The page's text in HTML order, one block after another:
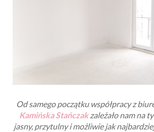
Od samego początku współpracy z
Kamińska Stańczakzależało nam na
jasny, przytulny i możliwie jak